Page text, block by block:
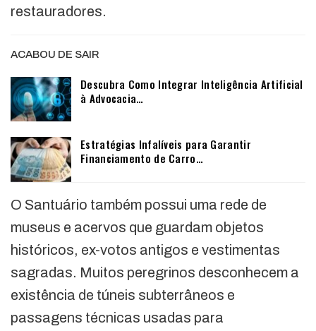
restauradores.
ACABOU DE SAIR
Descubra Como Integrar Inteligência Artificial
à Advocacia…
Estratégias Infalíveis para Garantir
Financiamento de Carro…
O Santuário também possui uma rede de
museus e acervos que guardam objetos
históricos, ex-votos antigos e vestimentas
sagradas. Muitos peregrinos desconhecem a
existência de túneis subterrâneos e
passagens técnicas usadas para